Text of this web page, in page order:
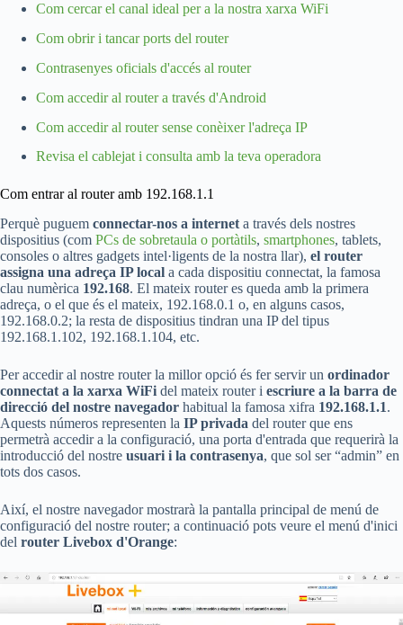
Com cercar el canal ideal per a la nostra xarxa WiFi
Com obrir i tancar ports del router
Contrasenyes oficials d'accés al router
Com accedir al router a través d'Android
Com accedir al router sense conèixer l'adreça IP
Revisa el cablejat i consulta amb la teva operadora
Com entrar al router amb 192.168.1.1
Perquè puguem connectar-nos a internet a través dels nostres
dispositius (com PCs de sobretaula o portàtils, smartphones, tablets,
consoles o altres gadgets intel·ligents de la nostra llar), el router
assigna una adreça IP local a cada dispositiu connectat, la famosa
clau numèrica 192.168. El mateix router es queda amb la primera
adreça, o el que és el mateix, 192.168.0.1 o, en alguns casos,
192.168.0.2; la resta de dispositius tindran una IP del tipus
192.168.1.102, 192.168.1.104, etc.
Per accedir al nostre router la millor opció és fer servir un ordinador
connectat a la xarxa WiFi del mateix router i escriure a la barra de
direcció del nostre navegador habitual la famosa xifra 192.168.1.1.
Aquests números representen la IP privada del router que ens
permetrà accedir a la configuració, una porta d'entrada que requerirà la
introducció del nostre usuari i la contrasenya, que sol ser “admin” en
tots dos casos.
Així, el nostre navegador mostrarà la pantalla principal de menú de
configuració del nostre router; a continuació pots veure el menú d'inici
del router Livebox d'Orange: